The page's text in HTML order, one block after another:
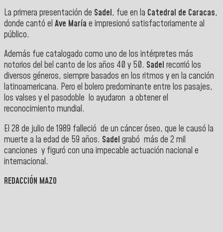
La primera presentación de Sadel, fue en la Catedral de Caracas,
donde cantó el Ave María e impresionó satisfactoriamente al
público.
Además fue catalogado como uno de los intérpretes más
notorios del bel canto de los años 40 y 50. Sadel recorrió los
diversos géneros, siempre basados en los ritmos y en la canción
latinoamericana. Pero el bolero predominante entre los pasajes,
los valses y el pasodoble lo ayudaron a obtener el
reconocimiento mundial.
El 28 de julio de 1989 falleció de un cáncer óseo, que le causó la
muerte a la edad de 59 años. Sadel grabó más de 2 mil
canciones y figuró con una impecable actuación nacional e
internacional.
REDACCIÓN MAZO